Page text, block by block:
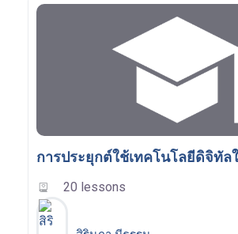
การประยุกต์ใช้เทคโนโลยีดิจิทัล
20 lessons